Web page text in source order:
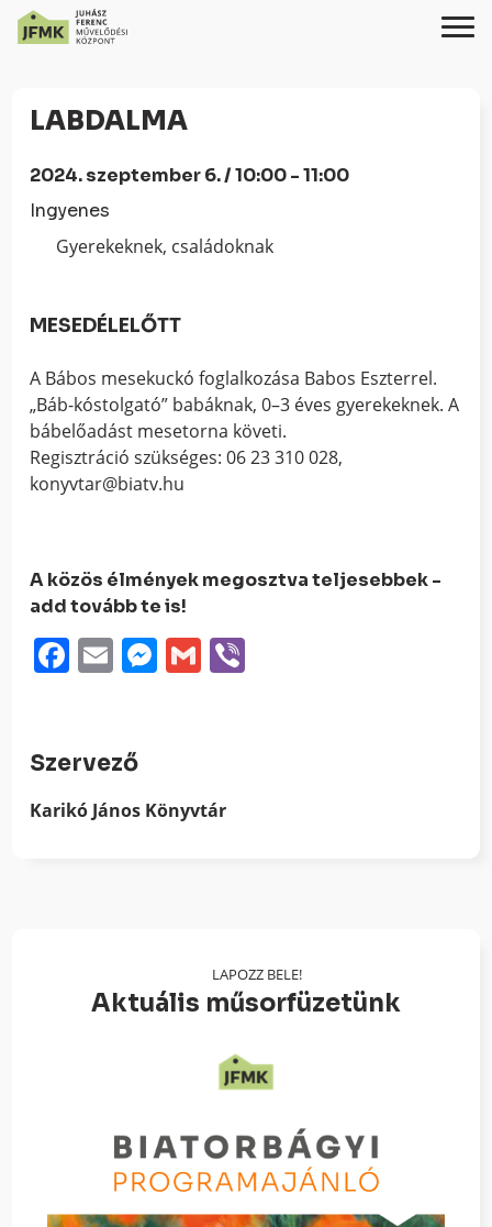
Content
navigációhoz
LABDALMA
2024. szeptember 6. / 10:00 - 11:00
Ingyenes
Gyerekeknek, családoknak
MESEDÉLELŐTT
A Bábos mesekuckó foglalkozása Babos Eszterrel.
„Báb-kóstolgató” babáknak, 0–3 éves gyerekeknek. A
bábelőadást mesetorna követi.
Regisztráció szükséges: 06 23 310 028,
konyvtar@biatv.hu
A közös élmények megosztva teljesebbek -
add tovább te is!
Facebook
EmailMessenger
Gmail
Szervező
Karikó János Könyvtár
LAPOZZ BELE!
Aktuális műsorfüzetünk